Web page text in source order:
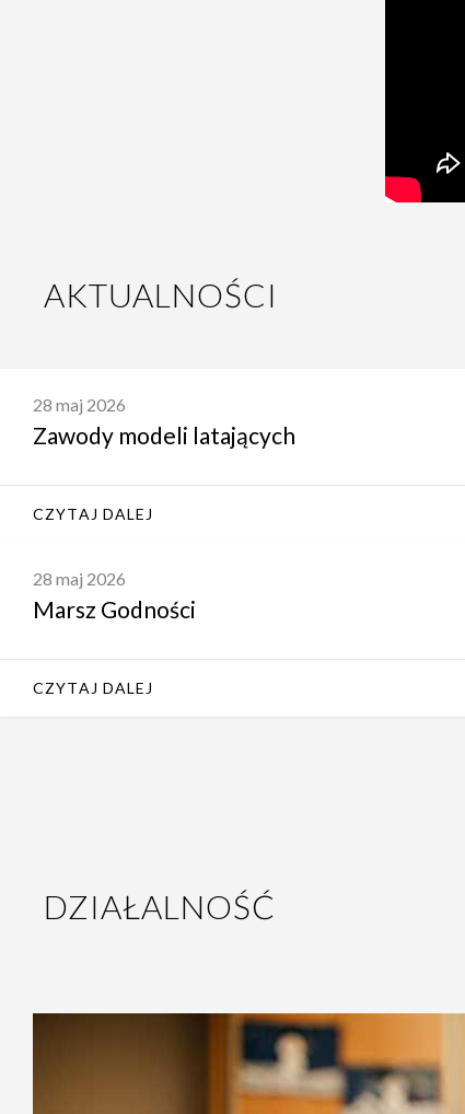
AKTUALNOŚCI
28 maj 2026
Zawody modeli latających
CZYTAJ DALEJ
28 maj 2026
Marsz Godności
CZYTAJ DALEJ
DZIAŁALNOŚĆ